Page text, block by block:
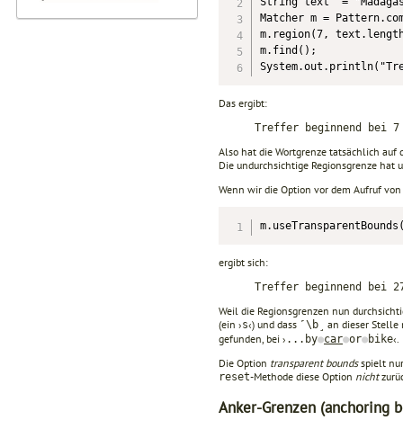
Matcher m =
m.region(7,
m.find();
Das ergibt:
Treffer beginnend bei 7
Also hat die Wortgrenze tatsächlich auf
Die undurchsichtige Regionsgrenze hat
Wenn wir die Option vor dem Aufruf von
ergibt sich:
Treffer beginnend bei
Weil die Regionsgrenzen nun
(ein ›s‹) und dass ˹\b˼
an dieser Stelle
gefunden, bei › ...by●car●or●bike‹.
Die Option transparent boundsspielt nur
reset-Methode diese Option nicht
Anker-Grenzen (anchoring